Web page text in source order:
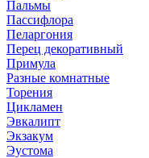
Пальмы
Пассифлора
Пеларгония
Перец декоративный
Примула
Разные комнатные
Торения
Цикламен
Эвкалипт
Экзакум
Эустома